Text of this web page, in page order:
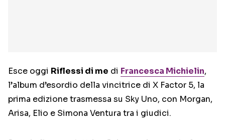
Esce oggi Riflessi di me di Francesca Michielin,
l’album d’esordio della vincitrice di X Factor 5, la
prima edizione trasmessa su Sky Uno, con Morgan,
Arisa, Elio e Simona Ventura tra i giudici.